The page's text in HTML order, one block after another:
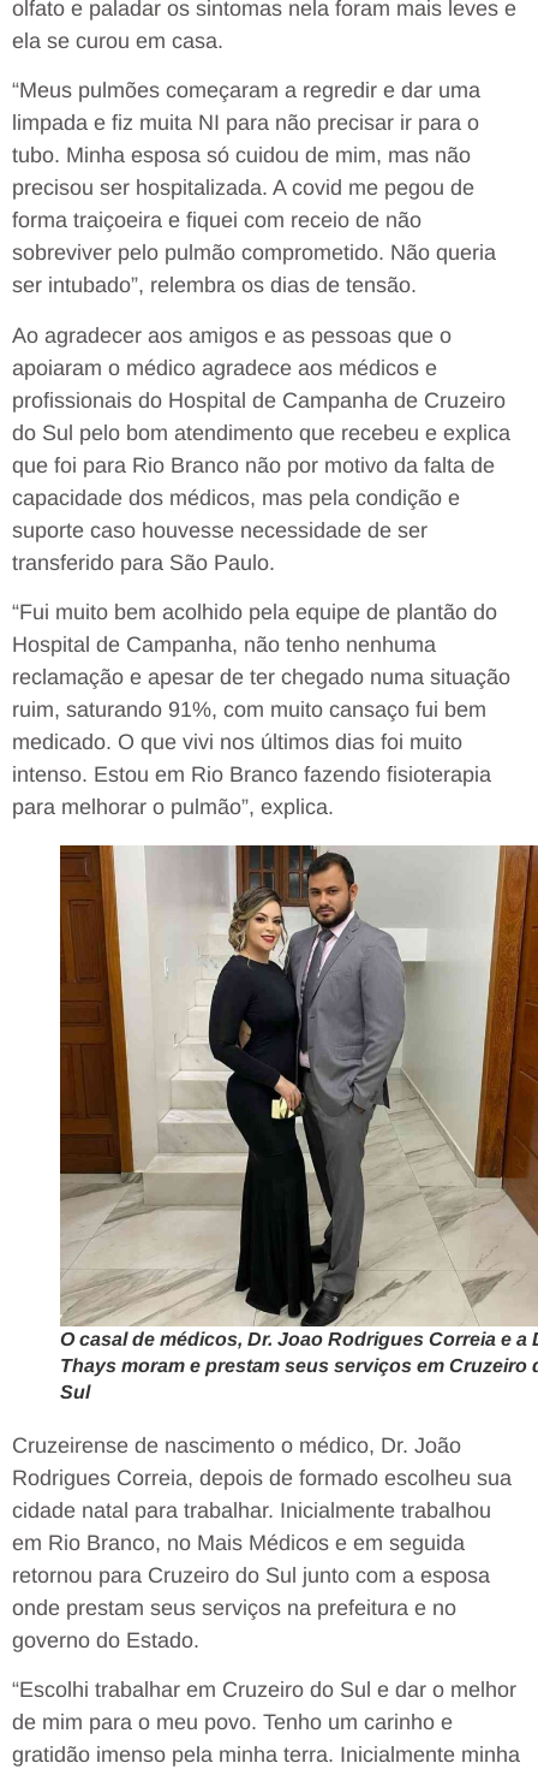
olfato e paladar os sintomas nela foram mais leves e
ela se curou em casa.
“Meus pulmões começaram a regredir e dar uma
limpada e fiz muita NI para não precisar ir para o
tubo. Minha esposa só cuidou de mim, mas não
precisou ser hospitalizada. A covid me pegou de
forma traiçoeira e fiquei com receio de não
sobreviver pelo pulmão comprometido. Não queria
ser intubado”, relembra os dias de tensão.
Ao agradecer aos amigos e as pessoas que o
apoiaram o médico agradece aos médicos e
profissionais do Hospital de Campanha de Cruzeiro
do Sul pelo bom atendimento que recebeu e explica
que foi para Rio Branco não por motivo da falta de
capacidade dos médicos, mas pela condição e
suporte caso houvesse necessidade de ser
transferido para São Paulo.
“Fui muito bem acolhido pela equipe de plantão do
Hospital de Campanha, não tenho nenhuma
reclamação e apesar de ter chegado numa situação
ruim, saturando 91%, com muito cansaço fui bem
medicado. O que vivi nos últimos dias foi muito
intenso. Estou em Rio Branco fazendo fisioterapia
para melhorar o pulmão”, explica.
O casal de médicos, Dr. Joao Rodrigues Correia e a
Thays moram e prestam seus serviços em Cruzeiro
Sul
Cruzeirense de nascimento o médico, Dr. João
Rodrigues Correia, depois de formado escolheu sua
cidade natal para trabalhar. Inicialmente trabalhou
em Rio Branco, no Mais Médicos e em seguida
retornou para Cruzeiro do Sul junto com a esposa
onde prestam seus serviços na prefeitura e no
governo do Estado.
“Escolhi trabalhar em Cruzeiro do Sul e dar o melhor
de mim para o meu povo. Tenho um carinho e
gratidão imenso pela minha terra. Inicialmente minha